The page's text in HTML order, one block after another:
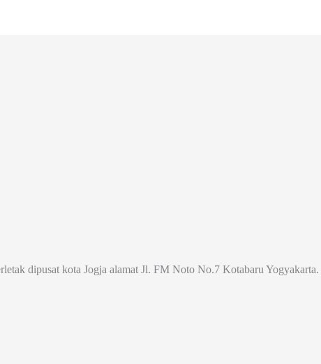
dipusat kota Jogja alamat Jl. FM Noto No.7 Kotabaru Yogyakarta.